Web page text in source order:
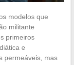
modelos que
militante
primeiros
e
permeáveis, mas